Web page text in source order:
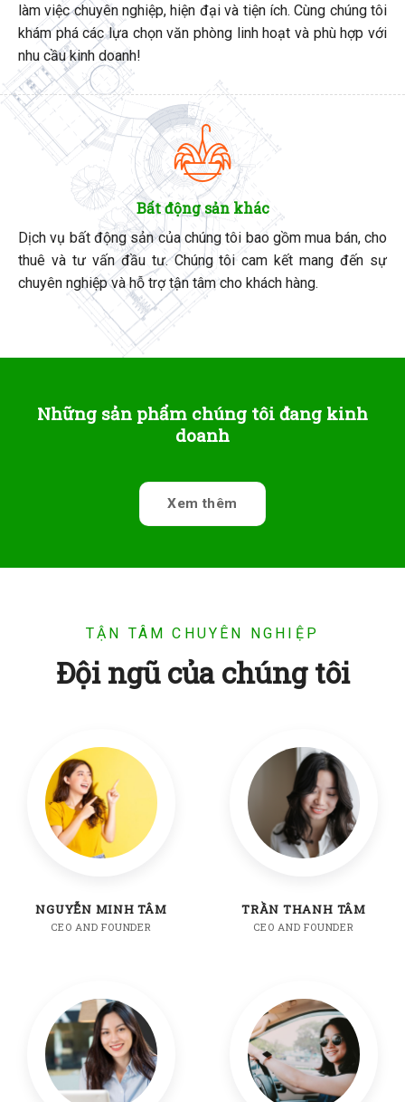
làm việc chuyên nghiệp, hiện đại và tiện ích. Cùng chúng tôi
khám phá các lựa chọn văn phòng linh hoạt và phù hợp với
nhu cầu kinh doanh!
Bất động sản khác
Dịch vụ bất động sản của chúng tôi bao gồm mua bán, cho
thuê và tư vấn đầu tư. Chúng tôi cam kết mang đến sự
chuyên nghiệp và hỗ trợ tận tâm cho khách hàng.
Những sản phẩm chúng tôi đang kinh
doanh
Xem thêm
TẬN TÂM CHUYÊN NGHIỆP
Đội ngũ của chúng tôi
NGUYỄN MINH TÂM
CEO AND FOUNDER
TRẦN THANH TÂM
CEO AND FOUNDER